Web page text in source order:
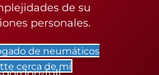
de su
personales.
de neumáticos
cerca de mí